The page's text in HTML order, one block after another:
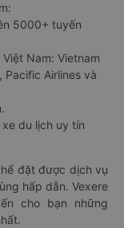
5000+ tuyến
Nam: Vietnam
Pacific Airlines và
du lịch uy tín
đặt được dịch vụ
hấp dẫn. Vexere
cho bạn những